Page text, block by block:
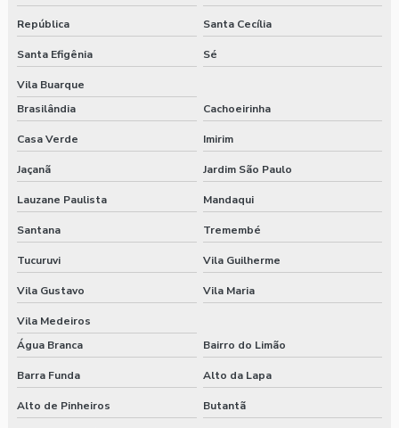
República Santa Cecília
Santa Efigênia Sé
Vila Buarque
Brasilândia
Cachoeirinha
Casa Verde Imirim
Jaçanã Jardim São Paulo
Lauzane Paulista Mandaqui
Santana Tremembé
Tucuruvi Vila Guilherme
Vila Gustavo Vila Maria
Vila Medeiros
Água Branca
Bairro do Limão
Barra Funda Alto da Lapa
Alto de Pinheiros Butantã